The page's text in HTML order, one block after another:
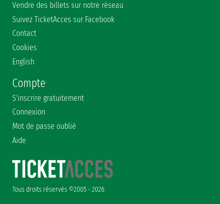
Vendre des billets sur notre réseau
Suivez TicketAcces sur Facebook
Contact
Cookies
English
Compte
S'inscrire gratuitement
Connexion
Mot de passe oublié
Aide
Tous droits réservés ©2005 - 2026